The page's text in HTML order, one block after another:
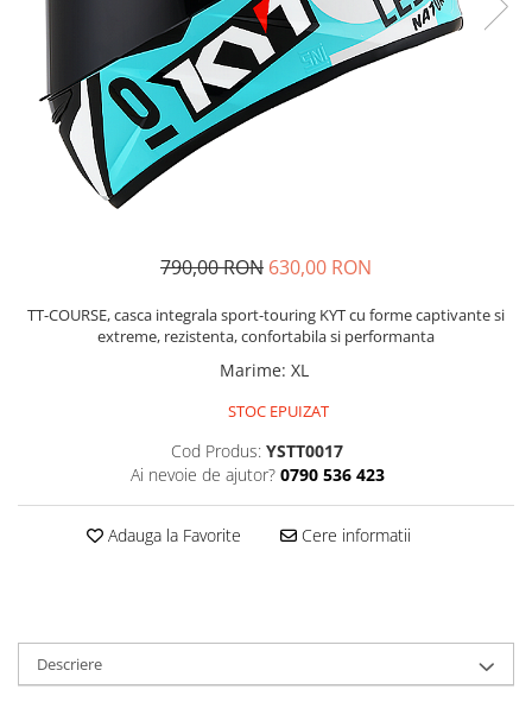
Imbracaminte Functionala
Manusi Moto
Accesorii
Protectii
GIRL POWER
Chei si butuci
Suporturi telefon
Brelocuri
Huse Moto
Accesorii moto
Deflectoare
Geci si imbracaminte termica
Casti Snowboard/Ski
Cadouri
Cadouri
790,00 RON 630,00 RON
TT-COURSE, casca integrala sport-touring KYT cu forme captivante si
extreme, rezistenta, confortabila si performanta
Marime: XL
STOC EPUIZAT
Cod Produs: YSTT0017
Ai nevoie de ajutor? 0790 536 423
Adauga la Favorite Cere informatii
Descriere